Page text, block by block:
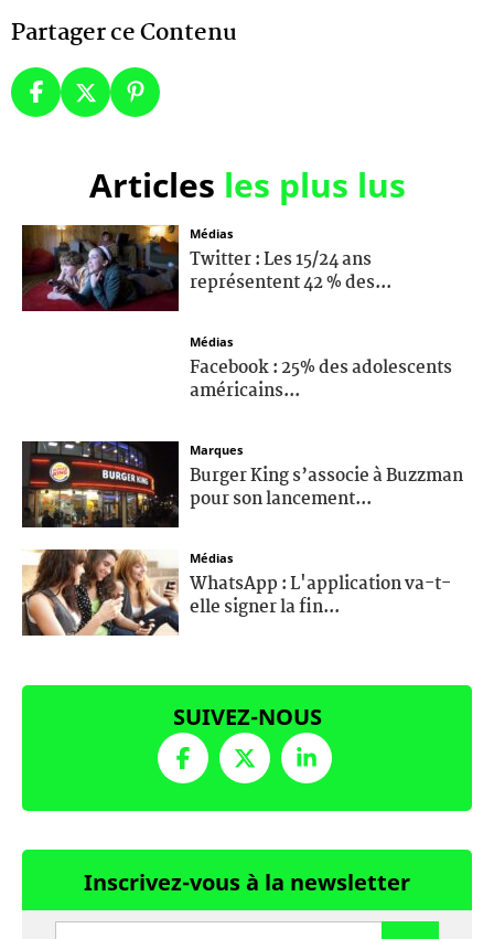
Partager ce Contenu
Articles les plus lus
Médias
Twitter : Les 15/24 ans
représentent 42 % des...
Médias
Facebook : 25% des adolescents
américains...
Marques
Burger King s’associe à Buzzman
pour son lancement...
Médias
WhatsApp : L'application va-t-
elle signer la fin...
SUIVEZ-NOUS
Inscrivez-vous à la newsletter